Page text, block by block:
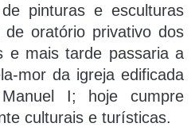
pinturas e esculturas
de oratório privativo dos
e mais tarde passaria a
mor da igreja edificada
I; hoje cumpre
culturais e turí­sticas.